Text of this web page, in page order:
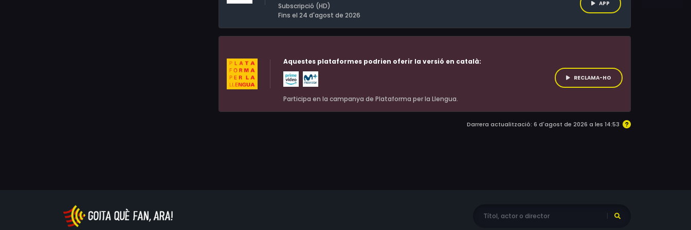
Subscripció (HD)
Fins el 24 d'agost de 2026
APP
Aquestes plataformes podrien oferir la versió en català:
Participa en la campanya de Plataforma per la Llengua.
RECLAMA-HO
Darrera actualització: 6 d'agost de 2026 a les 14:53